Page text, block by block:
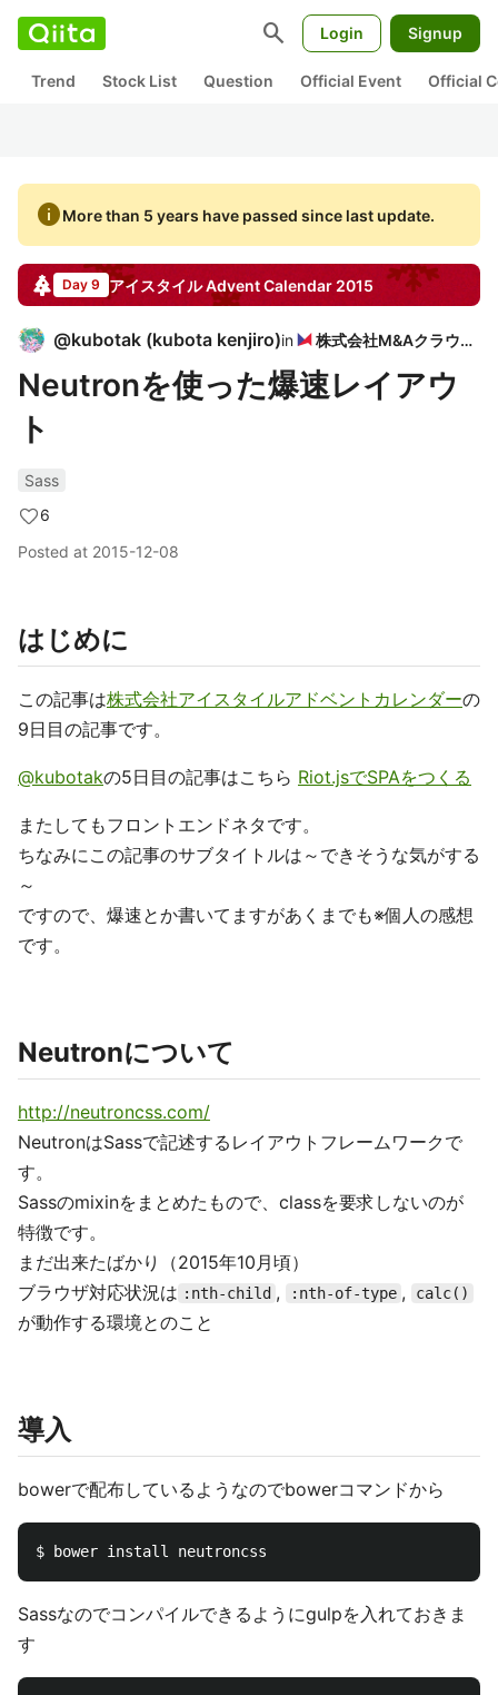
search Login Signup
Trend Stock List Question Official Event Official
infoMore than 5 years have passed since last update.
Day 9 アイスタイルAdvent Calendar 2015
@kubotak (kubota kenjiro)in 株式会社M&Aクラウド
Neutronを使った爆速レイアウ
ト
Sass
6
Posted at 2015-12-08
はじめに
この記事は株式会社アイスタイルアドベントカレンダーの
9日目の記事です。
@kubotakの5日目の記事はこちら Riot.jsでSPAをつくる
またしてもフロントエンドネタです。
ちなみにこの記事のサブタイトルは～できそうな気がする
～
ですので、爆速とか書いてますがあくまでも※個人の感想
です。
Neutronについて
http://neutroncss.com/
NeutronはSassで記述するレイアウトフレームワークで
す。
Sassのmixinをまとめたもので、classを要求しないのが
特徴です。
まだ出来たばかり（2015年10月頃）
ブラウザ対応状況は :nth-child , :nth-of-type , calc()
が動作する環境とのこと
導入
bowerで配布しているようなのでbowerコマンドから
Sassなのでコンパイルできるようにgulpを入れておきま
す